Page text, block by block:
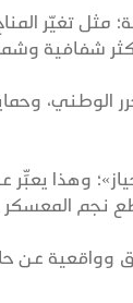
تغيّر
شفافية
الوطني،
وهذا
نجم
وواقعية عن